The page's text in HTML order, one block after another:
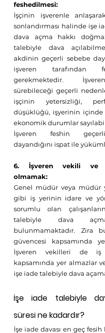
feshedilmesi:
İşçinin işverenle
sonlandırması halinde işe
dava açma hakkı
talebiyle dava
akdinin geçerli sebebe
işveren tarafından
gerekmektedir.
sürebileceği geçerli
işçinin yetersizliği,
düşüklüğü, işyerinin
ekonomik durumlar
İşveren feshin
dayandığını ispat ile
6. İşveren vekili ve
olmamak:
Genel müdür veya müdür
gibi iş yerinin idare ve
sorumlu olan
talebiyle dava
bulunmamaktadır. Zira
güvencesi kapsamında
İşveren vekilleri de iş
kapsamında yer almazlar
işe iade talebiyle dava
İşe iade talebiyle
süresi ne kadardır?
İşe iade davası en geç